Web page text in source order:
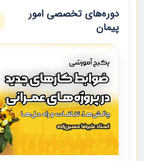
دوره‌های تخصصی امور
پیمان